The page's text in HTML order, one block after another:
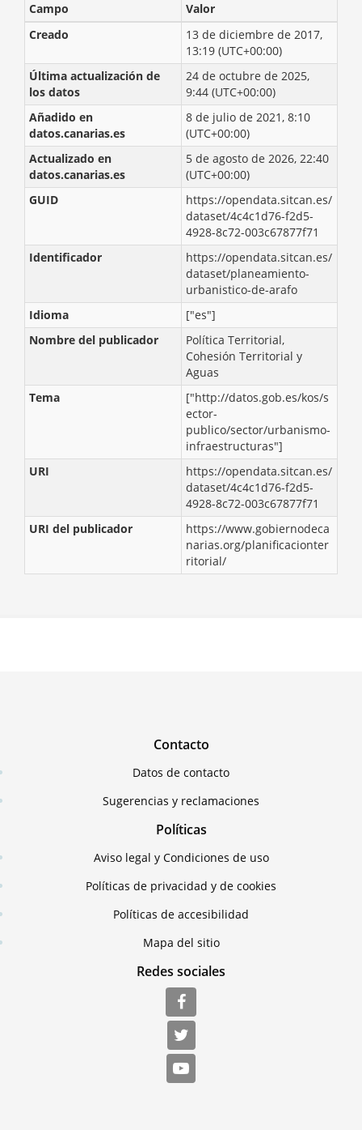
Campo
Valor
Creado
13 de diciembre de 2017,
13:19 (UTC+00:00)
Última actualización de
los datos
24 de octubre de 2025,
9:44 (UTC+00:00)
Añadido en
datos.canarias.es
8 de julio de 2021, 8:10
(UTC+00:00)
Actualizado en
datos.canarias.es
5 de agosto de 2026, 22:40
(UTC+00:00)
GUID
https://opendata.sitcan.es/
dataset/4c4c1d76-f2d5-
4928-8c72-003c67877f71
Identificador
https://opendata.sitcan.es/
dataset/planeamiento-
urbanistico-de-arafo
Idioma
["es"]
Nombre del publicador
Política Territorial,
Cohesión Territorial y
Aguas
Tema
["http://datos.gob.es/kos/s
ector-
publico/sector/urbanismo-
infraestructuras"]
URI
https://opendata.sitcan.es/
dataset/4c4c1d76-f2d5-
4928-8c72-003c67877f71
URI del publicador
https://www.gobiernodeca
narias.org/planificacionter
ritorial/
Contacto
Datos de contacto
Sugerencias y reclamaciones
Políticas
Aviso legal y Condiciones de uso
Políticas de privacidad y de cookies
Políticas de accesibilidad
Mapa del sitio
Redes sociales